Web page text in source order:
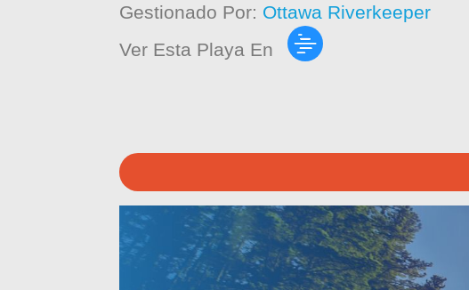
Gestionado Por: Ottawa Riverkeeper
Ver Esta Playa En